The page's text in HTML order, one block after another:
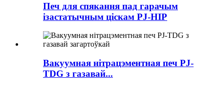
Печ для спякання пад гарачым
ізастатычным ціскам PJ-HIP
Вакуумная нітрацэментная печ PJ-
TDG з газавай...